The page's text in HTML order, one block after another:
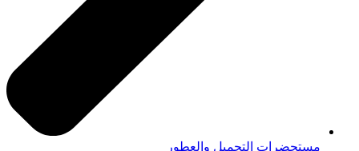
مستحضرات التجميل والعطور